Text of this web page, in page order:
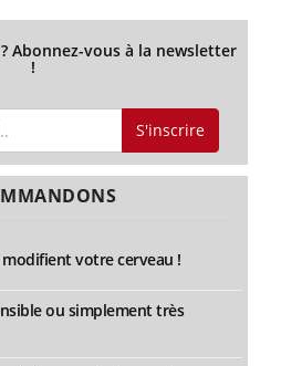
Abonnez-vous à la newsletter
!
S'inscrire
votre cerveau !
ou simplement très